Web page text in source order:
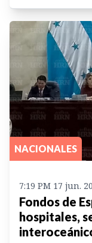
NACIONALES
7:19 PM 17 jun.
Fondos de
hospitales,